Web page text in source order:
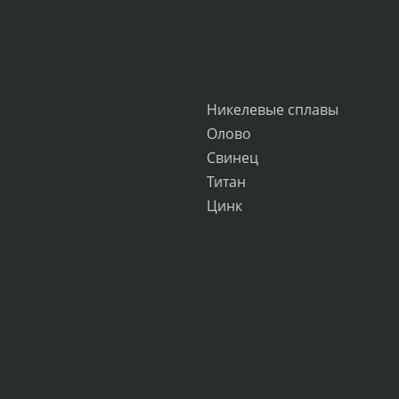
Никелевые сплавы
Олово
Свинец
Титан
Цинк